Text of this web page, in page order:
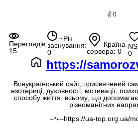
✌ 0
Переглядів:
15
~Рік
заснування:
0
Країна
сервера: 0
0
https://
Всеукраїнський сайт, присвячений
езотериці, духовності, мотивації,
способу життя, всьому, що
різноманітних
--🐾--https://ua-top.org.ua/